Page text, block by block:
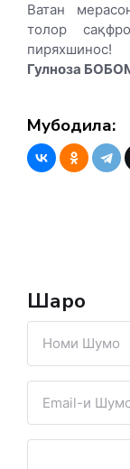
Ватан
толор
пиряхшинос!
Гулноза
Мубодила:
Шарҳҳо